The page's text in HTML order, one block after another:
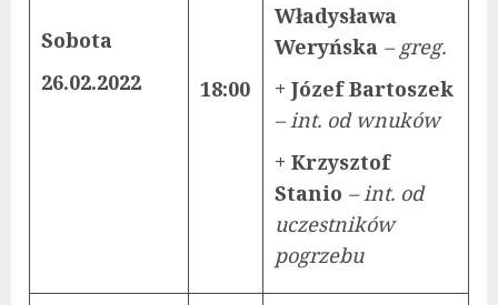
Sobota
26.02.2022
18:00
Władysława
Weryńska – greg.
+ Józef Bartoszek
– int. od wnuków
+ Krzysztof
Stanio – int. od
uczestników
pogrzebu